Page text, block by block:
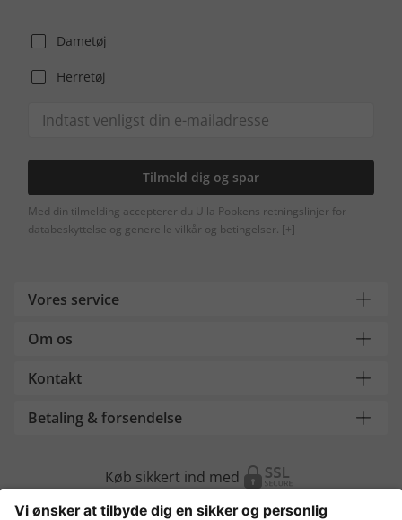
Dametøj
Herretøj
Tilmeld dig og spar
Med din tilmelding accepterer du Ulla Popkens retningslinjer for
databeskyttelse og generelle vilkår og betingelser. [+]
Vores service
Om os
Kontakt
Betaling & forsendelse
Køb sikkert ind med